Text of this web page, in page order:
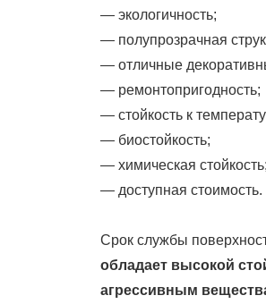
— экологичность;
— полупрозрачная
— отличные
— ремонтопригодность;
— стойкость к
— биостойкость;
— химическая стойкость;
— доступная стоимость.
Срок службы
обладает высокой
агрессивным